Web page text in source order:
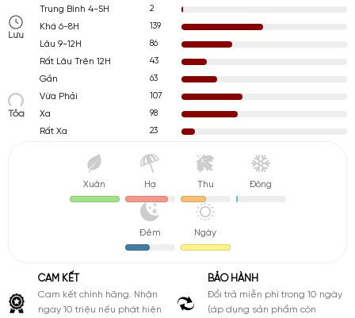
Lưu
Trung Bình 4-5H
2
Khá 6-8H
139
Lâu 9-12H
86
Rất Lâu Trên 12H
43
Tỏa
Gần
63
Vừa Phải
107
Xa
98
Rất Xa
23
Xuân Hạ Thu Đông
Đêm Ngày
CAM KẾT
Cam kết chính hãng. Nhận
ngay 10 triệu nếu phát hiện
BẢO HÀNH
Đổi trả miễn phí trong 10 ngày
(áp dụng sản phẩm còn